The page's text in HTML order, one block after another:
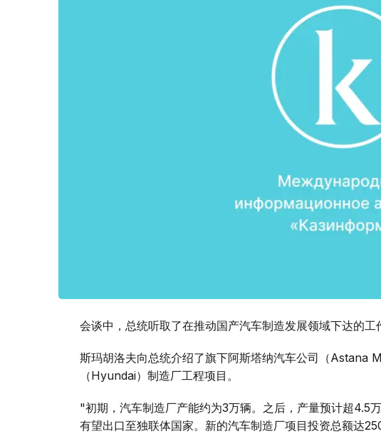
会谈中，总统听取了在推动国产汽车制造发展领域下达的工
斯玛胡洛夫向总统介绍了旗下阿斯塔纳汽车公司（Astana
（Hyundai）制造厂工程项目。
"初期，汽车制造厂产能约为3万辆。之后，产量预计超4.5
有望出口至独联体国家。新的汽车制造厂项目投资总额达